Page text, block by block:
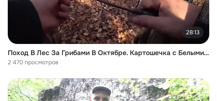
28:13
Поход В Лес За Грибами В Октябре. Картошечка с Белыми Грибами В Лесу. Просто Шед
2 470 просмотров